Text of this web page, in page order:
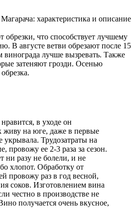
характеристика и описание
обрезки, что способствует лучшему
В августе ветви обрезают после 15
винограда лучше вызревать. Также
затеняют грозди. Осенью
в уходе он
живу на юге, даже в первые
Трудозатраты на
провожу ее 2-3 раза за сезон.
ни разу не болели, и не
хлопот. Обработку от
провожу раз в год весной,
соков. Изготовлением вина
честно в производстве не
получается очень вкусное,